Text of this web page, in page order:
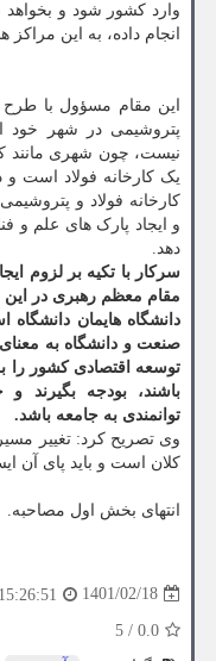
وارد کشور شود و بخواهد
انجام داده، به این
این مقام مسؤول با طرح
پتروشیمی در شهر خود
نیست، چون شهری مانند
یک کارخانه فولاد است و
کارخانه فولاد و
و ایجاد پارک های علم و
دهد.
سرکار با تکیه بر لزوم
مقام معظم رهبری در این
دانشگاه هایمان
صنعت و دانشگاه به معنای
توسعه اقتصادی کشور را
باشند، بودجه بگیرند
توانمندی به جامعه باشد.
وی تصریح کرد: تغییر
کلان است و باید پای آن
انتهای بخش اول مصاحبه.
1401/02/18
15:26:51
0.0
/
5